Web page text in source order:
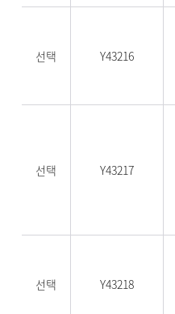
선택 Y43216
선택 Y43217
선택 Y43218